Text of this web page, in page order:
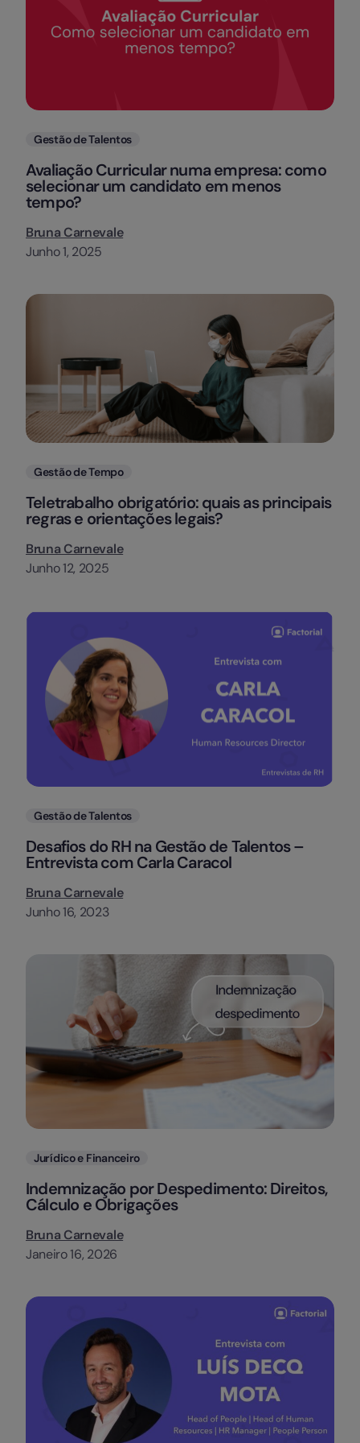
Categorias
Gestão de Talentos
Avaliação Curricular numa empresa: como
selecionar um candidato em menos
tempo?
Bruna Carnevale
Junho 1, 2025
Categorias
Gestão de Tempo
Teletrabalho obrigatório: quais as principais
regras e orientações legais?
Bruna Carnevale
Junho 12, 2025
Categorias
Gestão de Talentos
Desafios do RH na Gestão de Talentos –
Entrevista com Carla Caracol
Bruna Carnevale
Junho 16, 2023
Categorias
Jurídico e Financeiro
Indemnização por Despedimento: Direitos,
Cálculo e Obrigações
Bruna Carnevale
Janeiro 16, 2026